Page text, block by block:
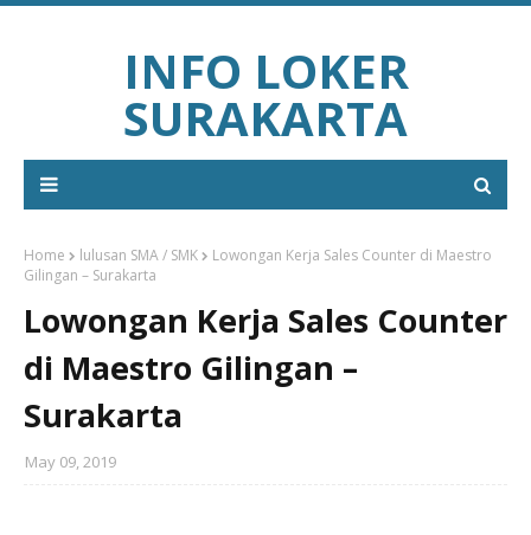
INFO LOKER
SURAKARTA
Home lulusan SMA / SMK
Lowongan Kerja Sales Counter di Maestro
Gilingan – Surakarta
Lowongan Kerja Sales Counter
di Maestro Gilingan –
Surakarta
May 09, 2019